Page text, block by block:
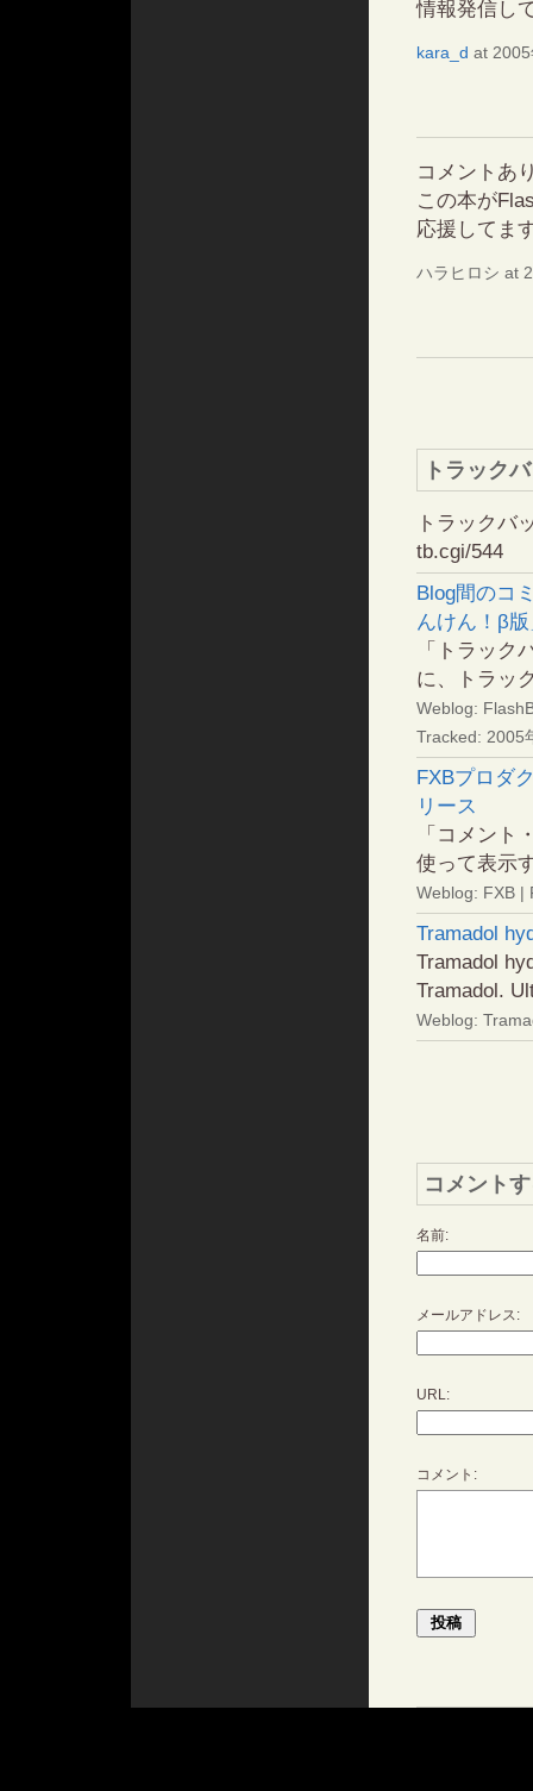
情報発信し
kara_d at
コメントあ
この本が
応援してま
ハラヒロシ at
トラック
トラックバ
tb.cgi/544
Blog間のコ
んけん！β
「トラック
に、トラッ
Weblog:
Tracked: 2005
FXBプロダ
リース
「コメント
使って表示
Weblog: FXB |
Tramadol
Tramadol
Tramadol.
Weblog:
コメント
名前:
メールアドレス:
URL:
コメント: